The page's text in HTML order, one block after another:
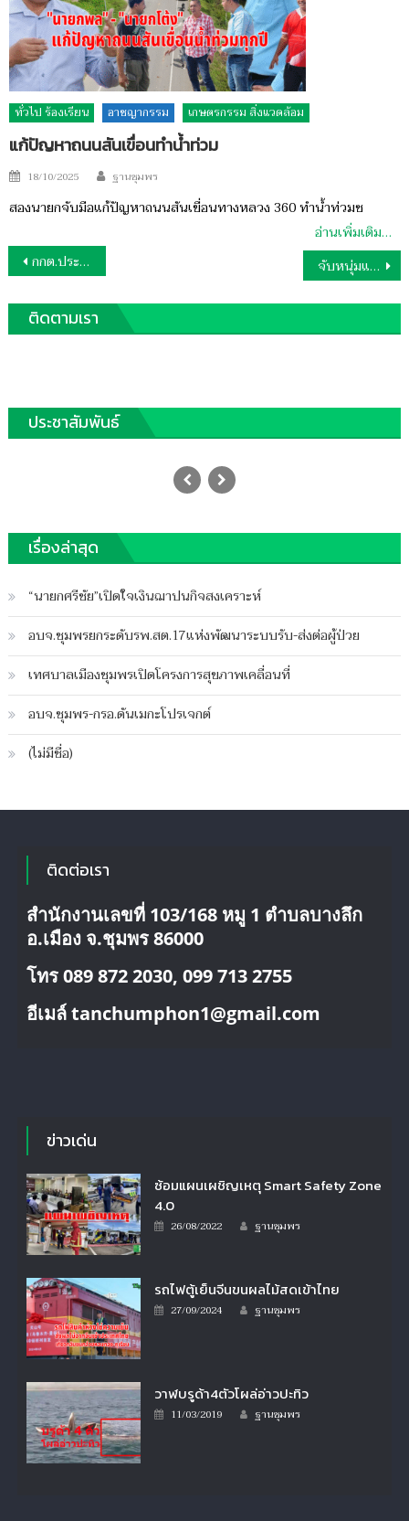
ทั่วไป ร้องเรียน อาชญากรรม เกษตรกรรม สิ่งแวดล้อม
แก้ปัญหาถนนสันเขื่อนทำน้ำท่วม
Posted
18/10/2025 Author
ฐานชุมพร
สองนายกจับมือแก้ปัญหาถนนสันเขื่อนทางหลวง 360 ทำน้ำท่วมซ
อ่านเพิ่มเติม…
แนะแนว
เรื่อง
กกต.ประกาศร่างรูปแบบเขตเลือกตั้ง ส.อบจ.ชุมพร จับหนุ่มแหนมหมูขับรถรั้วขนกัญชา500กก.จากเหนือลงภาคใต้
ติดตามเรา
ประชาสัมพันธ์
อ้างเป็นทหารสหรัฐแชทจีบสาวใหญ่หลอก
โอนเงิน1.6แสนบาท
on
Author
ปิดความเห็นบน
เป็น
สห
สาว
เงิน1.6แสน
เรื่องล่าสุด
“นายกศรีชัย”เปิดใจเงินฌาปนกิจสงเคราะห์
อบจ.ชุมพรยกระดับรพ.สต.17แห่งพัฒนาระบบรับ-ส่งต่อผู้ป่วย
เทศบาลเมืองชุมพรเปิดโครงการสุขภาพเคลื่อนที่
อบจ.ชุมพร-กรอ.ดันเมกะโปรเจกต์
(ไม่มีชื่อ)
ติดต่อเรา
สำนักงานเลขที่ 103/168 หมู 1 ตำบลบางลึก
อ.เมือง จ.ชุมพร 86000
โทร 089 872 2030, 099 713 2755
อีเมล์ tanchumphon1@gmail.com
ข่าวเด่น
ซ้อมแผนเผชิญเหตุ Smart Safety Zone
4.0
Posted
26/08/2022 Author
ฐานชุมพร
รถไฟตู้เย็นจีนขนผลไม้สดเข้าไทย
Posted
27/09/2024 Author
ฐานชุมพร
วาฬบรูด้า4ตัวโผล่อ่าวปะทิว
Posted
11/03/2019 Author
ฐานชุมพร